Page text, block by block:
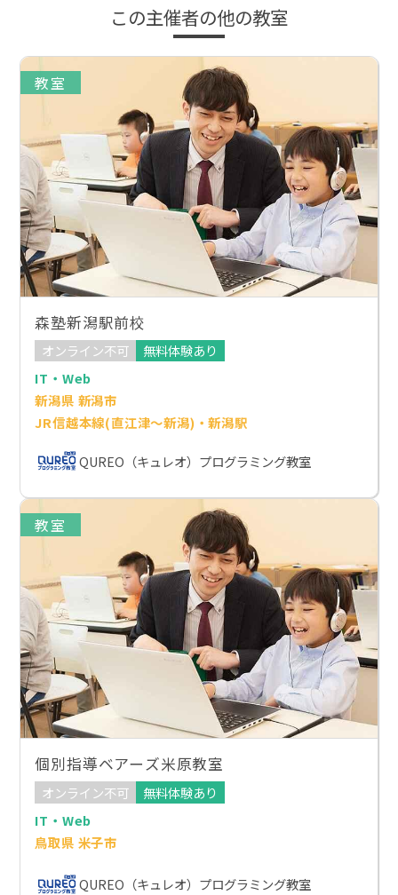
この主催者の他の教室
教室
森塾新潟駅前校
オンライン不可
無料体験あり
IT・Web
新潟県 新潟市
JR信越本線(直江津～新潟)・新潟駅
QUREO（キュレオ）プログラミング教室
教室
個別指導ベアーズ米原教室
オンライン不可
無料体験あり
IT・Web
鳥取県 米子市
QUREO（キュレオ）プログラミング教室